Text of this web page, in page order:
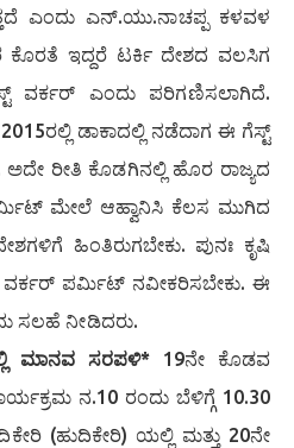
ಎಂದು ಎನ್.ಯು.ನಾಚಪ್ಪ ಕಳವಳ
ಕೊರತೆ ಇದ್ದರೆ ಟರ್ಕಿ ದೇಶದ ವಲಸಿಗ
ವರ್ಕರ್ ಎಂದು ಪರಿಗಣಿಸಲಾಗಿದೆ.
ಡಾಕಾದಲ್ಲಿ ನಡೆದಾಗ ಈ ಗೆಸ್ಟ್
ರೀತಿ ಕೊಡಗಿನಲ್ಲಿ ಹೊರ ರಾಜ್ಯದ
ಮೇಲೆ ಆಹ್ವಾನಿಸಿ ಕೆಲಸ ಮುಗಿದ
ಹಿಂತಿರುಗಬೇಕು. ಪುನಃ ಕೃಷಿ
ವರ್ಕರ್ ಪರ್ಮಿಟ್ ನವೀಕರಿಸಬೇಕು. ಈ
ಸಲಹೆ ನೀಡಿದರು.
ಮಾನವ ಸರಪಳಿ* 19ನೇ ಕೊಡವ
ನ.10 ರಂದು ಬೆಳಿಗ್ಗೆ 10.30
(ಹುದಿಕೇರಿ) ಯಲ್ಲಿ ಮತ್ತು 20ನೇ